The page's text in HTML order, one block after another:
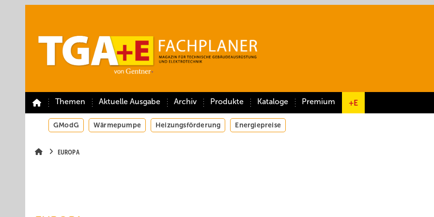
Themen Aktuelle Ausgabe Archiv Produkte Kataloge Premium +E
GModG Wärmepumpe Heizungsförderung Energiepreise
EUROPA